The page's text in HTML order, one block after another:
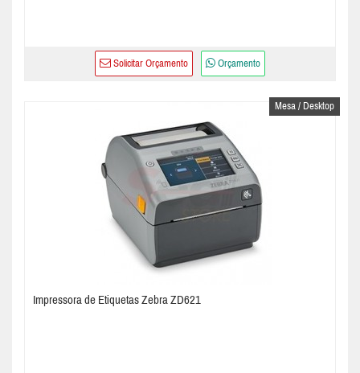
Solicitar Orçamento Orçamento
Mesa / Desktop
Impressora de Etiquetas Zebra ZD621